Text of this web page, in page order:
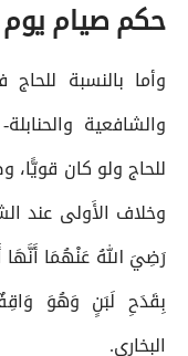
حكم صيام يوم
وأما بالنسبة
والشافعية
للحاج ولو كان قويًّا،
وخلاف الأَولى عند
رَضِيَ اللهُ عَنْهُمَا
بِقَدَحِ لَبَنٍ وَهُوَ
البخاري.